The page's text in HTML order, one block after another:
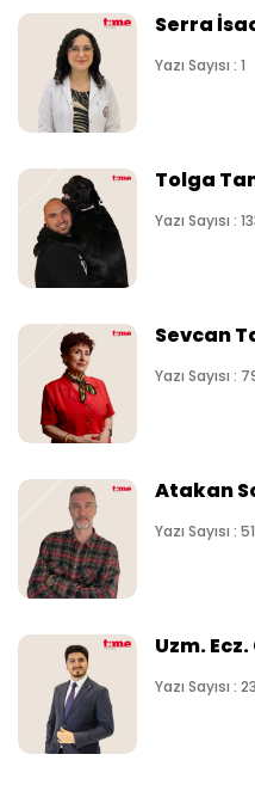
Serra
Yazı Sayısı : 1
Tolga
Yazı Sayısı :
Sevcan
Yazı Sayısı :
Atakan
Yazı Sayısı : 51
Uzm.
Yazı Sayısı : 23